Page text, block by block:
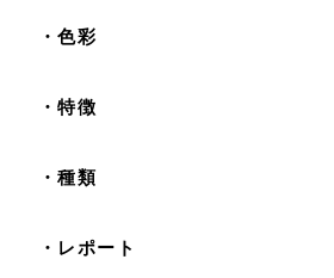
・色彩
・特徴
・種類
・レポート